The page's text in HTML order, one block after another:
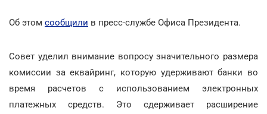
Об этом сообщили в пресс-службе Офиса Президента.
Совет уделил внимание вопросу значительного размера
комиссии за еквайринг, которую удерживают банки во
время расчетов с использованием электронных
платежных средств. Это сдерживает расширение